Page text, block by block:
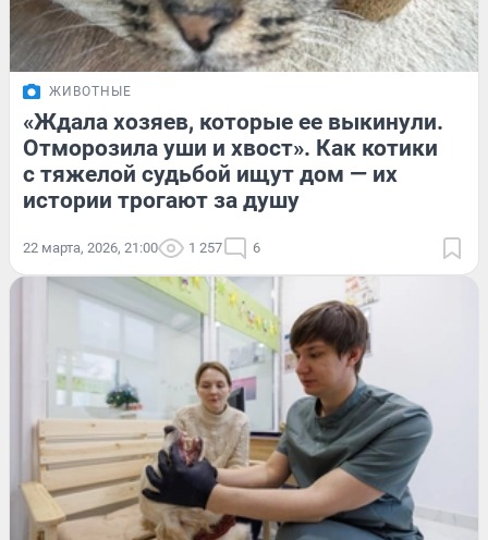
ЖИВОТНЫЕ
«Ждала хозяев, которые ее выкинули.
Отморозила уши и хвост». Как котики
с тяжелой судьбой ищут дом — их
истории трогают за душу
22 марта, 2026, 21:00 1 257 6